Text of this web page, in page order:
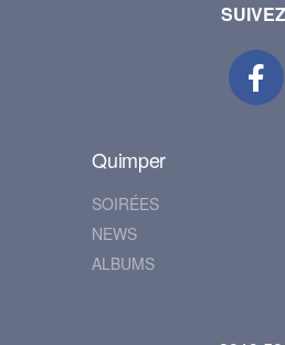
Quimper
SOIRÉES
NEWS
ALBUMS